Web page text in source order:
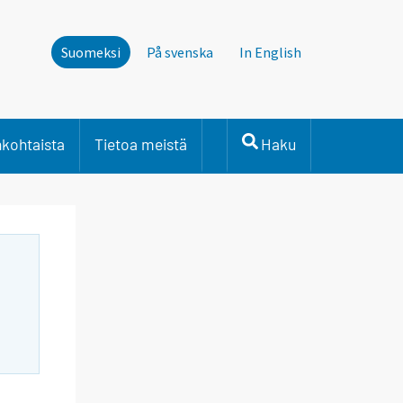
Suomeksi På svenska In English
Tietoa meistä Haku